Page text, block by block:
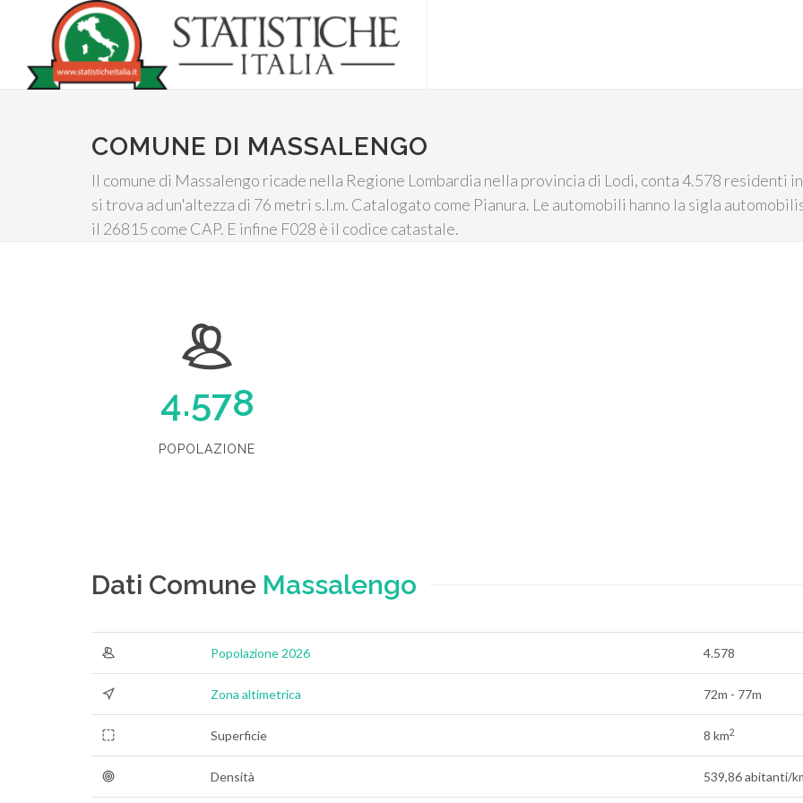
COMUNE DI MASSALENGO
Il comune di Massalengo ricade nella Regione Lombardia nella provincia di Lodi, conta 4.578 residenti
si trova ad un'altezza di 76 metri s.l.m. Catalogato come Pianura. Le automobili hanno la sigla
il 26815 come CAP. E infine F028 è il codice catastale.
4.578
POPOLAZIONE
Dati Comune Massalengo
Popolazione 2026 4.578
Zona altimetrica 72m - 77m
Superficie 8 km2
Densità 539,86 abitanti/